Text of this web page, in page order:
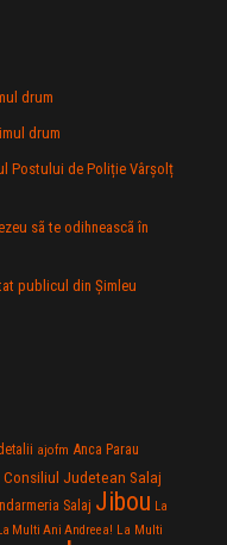
drum
drum
Postului de Poliție Vârșolț
sã te odihneascã în
publicul din Şimleu
ajofm Anca Parau
Consiliul Judetean Salaj
Salaj Jibou La
Multi Ani Andreea! La Multi